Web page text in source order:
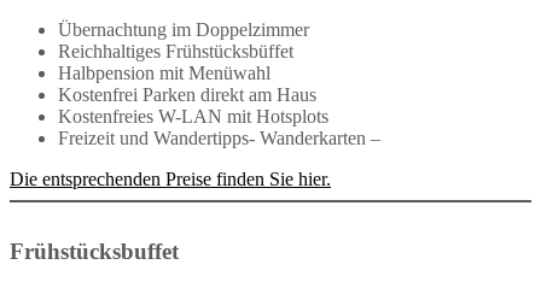
Übernachtung im Doppelzimmer
Reichhaltiges Frühstücksbüffet
Halbpension mit Menüwahl
Kostenfrei Parken direkt am Haus
Kostenfreies W-LAN mit Hotsplots
Freizeit und Wandertipps- Wanderkarten –
Die entsprechenden Preise finden Sie hier.
Frühstücksbuffet